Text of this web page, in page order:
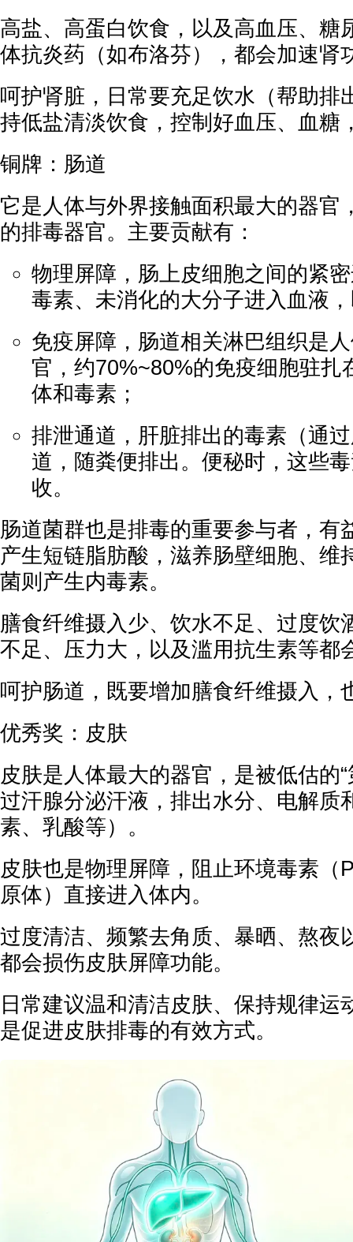
高盐、高蛋白饮食，以及高血压、糖
体抗炎药（如布洛芬），都会加速肾
呵护肾脏，日常要充足饮水（帮助排
持低盐清淡饮食，控制好血压、血糖
铜牌：肠道
它是人体与外界接触面积最大的器官
的排毒器官。主要贡献有：
物理屏障，肠上皮细胞之间的紧
毒素、未消化的大分子进入血液，
免疫屏障，肠道相关淋巴组织是
官，约70%~80%的免疫细胞驻扎
体和毒素；
排泄通道，肝脏排出的毒素（通
道，随粪便排出。便秘时，这些
收。
肠道菌群也是排毒的重要参与者，有
产生短链脂肪酸，滋养肠壁细胞、维
菌则产生内毒素。
膳食纤维摄入少、饮水不足、过度饮
不足、压力大，以及滥用抗生素等都
呵护肠道，既要增加膳食纤维摄入，
优秀奖：皮肤
皮肤是人体最大的器官，是被低估的
过汗腺分泌汗液，排出水分、电解质
素、乳酸等）。
皮肤也是物理屏障，阻止环境毒素（
原体）直接进入体内。
过度清洁、频繁去角质、暴晒、熬夜
都会损伤皮肤屏障功能。
日常建议温和清洁皮肤、保持规律运
是促进皮肤排毒的有效方式。